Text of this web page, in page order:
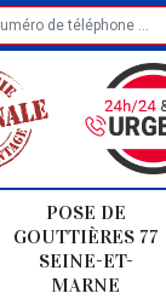
POSE DE
GOUTTIÈRES 77
SEINE-ET-
MARNE